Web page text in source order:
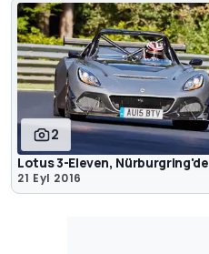
2
Lotus 3-Eleven, Nürburgring'de
21 Eyl 2016